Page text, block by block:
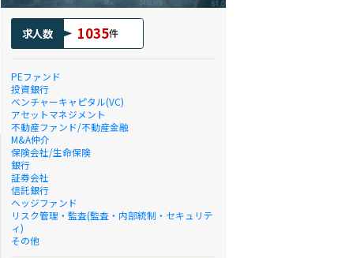
求人数 1035件
PEファンド
投資銀行
ベンチャーキャピタル(VC)
アセットマネジメント
不動産ファンド/不動産金融
M&A仲介
保険会社/生命保険
銀行
証券会社
信託銀行
ヘッジファンド
リスク管理・監査(監査・内部統制・セキュリテ
ィ)
その他